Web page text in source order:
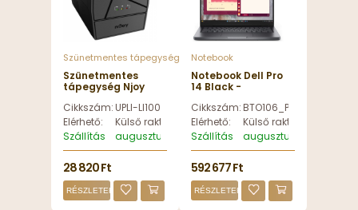
Szünetmentes tápegység
Szünetmentes
tápegység Njoy
UPLI-LI100KE-CG01B
Cikkszám:UPLI-LI100KE-CG01B
Elérhető:
Külső raktáron
Szállítás
augusztus 13, csütörtök
28 820 Ft
RÉSZLETEK
Notebook
Notebook Dell Pro
14 Black -
Cikkszám:
Elérhető:
Külső raktáron
Szállítás
augusztus 13, csütörtök
592 677 Ft
RÉSZLETEK